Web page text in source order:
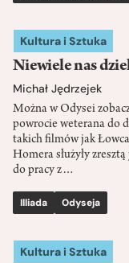
Kultura i Sztuka
Niewiele nas
Michał Jędrzejek
Można w Odysei
powrocie weterana do
takich filmów jak
Homera służyły
do pracy z…
Illiada Odyseja
Kultura i Sztuka